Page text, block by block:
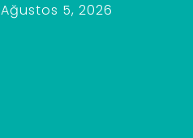
Ağustos 5, 2026